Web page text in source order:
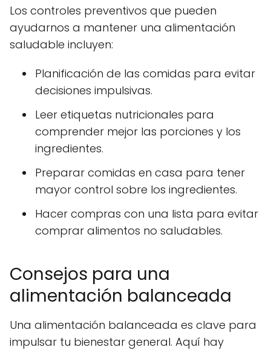
Los controles preventivos que pueden
ayudarnos a mantener una alimentación
saludable incluyen:
Planificación de las comidas para evitar
decisiones impulsivas.
Leer etiquetas nutricionales para
comprender mejor las porciones y los
ingredientes.
Preparar comidas en casa para tener
mayor control sobre los ingredientes.
Hacer compras con una lista para evitar
comprar alimentos no saludables.
Consejos para una
alimentación balanceada
Una alimentación balanceada es clave para
impulsar tu bienestar general. Aquí hay